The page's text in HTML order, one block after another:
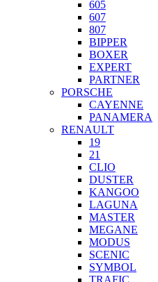
605
607
807
BIPPER
BOXER
EXPERT
PARTNER
PORSCHE
CAYENNE
PANAMERA
RENAULT
19
21
CLIO
DUSTER
KANGOO
LAGUNA
MASTER
MEGANE
MODUS
SCENIC
SYMBOL
TRAFIC